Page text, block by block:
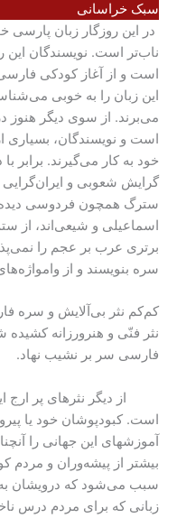
سبک خراسانی
در این روزگار زبان پارسی
ناب‌تر است. نویسندگان این
است و از آغاز کودکی فارسی
این زبان را به خوبی
می‌برند. از سوی دیگر هنوز
است و نویسندگان، بسیاری
خود به کار می‌گیرند. برابر
گرایش شعوبی و ایران‌گرایی
سترگ همچون فردوسی
اسماعیلی و شیعی‌اند، از
برتری عرب بر عجم را
سره بنویسند و از
کم‌کم نثر بی‌آلایش و سره
نثر فنّی و هنرورزانه کشیده
فارسی سر بر نشیب ‌نهاد.
از دیگر نثرهای پر ارج
است. کبودپوشان خود یا
آموزشهای این جهانی را
بیشتر از پیشه‌وران و مردم
سبب می‌شود که درویشان به
زبانی که برای مردم درس